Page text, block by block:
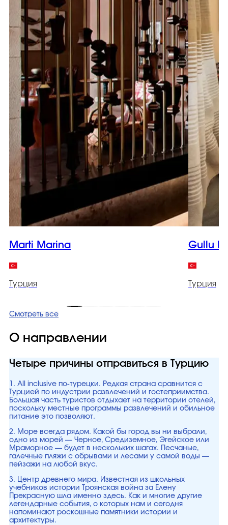
Marti Marina
Турция
Gullu
Турция
Смотреть все
О направлении
Четыре причины отправиться в Турцию
1. All inclusive по-турецки. Редкая страна сравнится с
Турцией по индустрии развлечений и гостеприимства.
Большая часть туристов отдыхает на территории отелей,
поскольку местные программы развлечений и обильное
питание это позволяют.
2. Море всегда рядом. Какой бы город вы ни выбрали,
одно из морей — Черное, Средиземное, Эгейское или
Мраморное — будет в нескольких шагах. Песчаные,
галечные пляжи с обрывами и лесами у самой воды —
пейзажи на любой вкус.
3. Центр древнего мира. Известная из школьных
учебников истории Троянская война за Елену
Прекрасную шла именно здесь. Как и многие другие
легендарные события, о которых нам и сегодня
напоминают роскошные памятники истории и
архитектуры.